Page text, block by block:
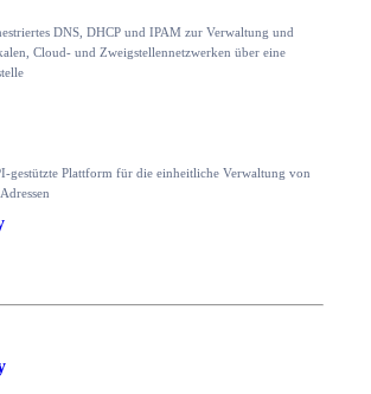
DNS, DHCP und IPAM zur Verwaltung und
Cloud- und Zweigstellennetzwerken über eine
gestützte Plattform für die einheitliche Verwaltung von